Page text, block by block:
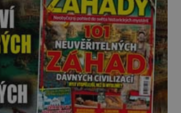
vytoužené oázy klidu však
okamžitě nastoupí hluboké
znepokojení. Lidská mysl je totiž
evolučně nastavena na neustálý
[…]